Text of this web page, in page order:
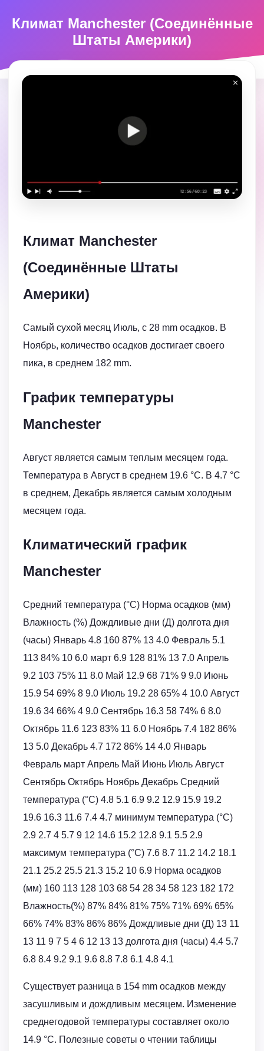
Климат Manchester (Соединённые
Штаты Америки)
Климат Manchester
(Соединённые Штаты
Америки)
Самый сухой месяц Июль, с 28 mm осадков. В
Ноябрь, количество осадков достигает своего
пика, в среднем 182 mm.
График температуры
Manchester
Август является самым теплым месяцем года.
Температура в Август в среднем 19.6 °C. В 4.7 °C
в среднем, Декабрь является самым холодным
месяцем года.
Климатический график
Manchester
Средний температура (°C) Норма осадков (мм)
Влажность (%) Дождливые дни (Д) долгота дня
(часы) Январь 4.8 160 87% 13 4.0 Февраль 5.1
113 84% 10 6.0 март 6.9 128 81% 13 7.0 Апрель
9.2 103 75% 11 8.0 Май 12.9 68 71% 9 9.0 Июнь
15.9 54 69% 8 9.0 Июль 19.2 28 65% 4 10.0 Август
19.6 34 66% 4 9.0 Сентябрь 16.3 58 74% 6 8.0
Октябрь 11.6 123 83% 11 6.0 Ноябрь 7.4 182 86%
13 5.0 Декабрь 4.7 172 86% 14 4.0 Январь
Февраль март Апрель Май Июнь Июль Август
Сентябрь Октябрь Ноябрь Декабрь Средний
температура (°C) 4.8 5.1 6.9 9.2 12.9 15.9 19.2
19.6 16.3 11.6 7.4 4.7 минимум температура (°C)
2.9 2.7 4 5.7 9 12 14.6 15.2 12.8 9.1 5.5 2.9
максимум температура (°C) 7.6 8.7 11.2 14.2 18.1
21.1 25.2 25.5 21.3 15.2 10 6.9 Норма осадков
(мм) 160 113 128 103 68 54 28 34 58 123 182 172
Влажность(%) 87% 84% 81% 75% 71% 69% 65%
66% 74% 83% 86% 86% Дождливые дни (Д) 13 11
13 11 9 7 5 4 6 12 13 13 долгота дня (часы) 4.4 5.7
6.8 8.4 9.2 9.1 9.6 8.8 7.8 6.1 4.8 4.1
Существует разница в 154 mm осадков между
засушливым и дождливым месяцем. Изменение
среднегодовой температуры составляет около
14.9 °C. Полезные советы о чтении таблицы